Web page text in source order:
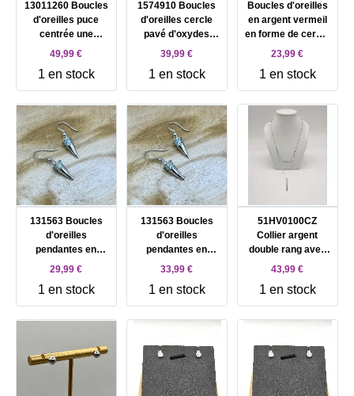
13011260 Boucles
d'oreilles puce
centrée une
amazonite bleue
oxydes Argent 925
Millième (22 CT)
1,06
49,99 €
1 en stock
1574910 Boucles
d'oreilles cercle
pavé d'oxydes
entrelacé d'un
Argent 925
Millième (22 CT)
1,86g
39,99 €
1 en stock
Boucles d'oreilles
en argent vermeil
en forme de cercle
orné d'oxydes
Millième (22 CT)
2,35g
23,99 €
1 en stock
131563 Boucles
d'oreilles
pendantes en
forme de conoïde
Argent 925
Millième (22 CT)
4,48g
29,99 €
1 en stock
131563 Boucles
d'oreilles
pendantes en
forme de conoïde
Argent 925
Millième (22 CT)
4,48g
33,99 €
1 en stock
51HV0100CZ
Collier argent
double rang avec
barres ornées
925 Millième (22
CT) 3,04g
43,99 €
1 en stock